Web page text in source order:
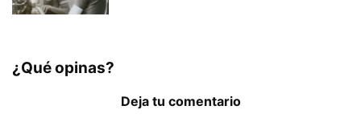
¿Qué opinas?
Deja tu comentario